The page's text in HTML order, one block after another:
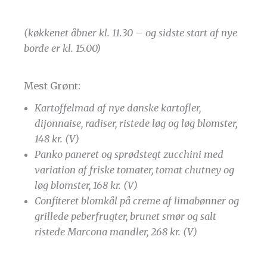
(køkkenet åbner kl. 11.30 – og sidste start af nye
borde er kl. 15.00)
Mest Grønt:
Kartoffelmad af nye danske kartofler,
dijonnaise, radiser, ristede løg og løg blomster,
148 kr. (V)
Panko paneret og sprødstegt zucchini med
variation af friske tomater, tomat chutney og
løg blomster, 168 kr. (V)
Confiteret blomkål på creme af limabønner og
grillede peberfrugter, brunet smør og salt
ristede Marcona mandler, 268 kr. (V)